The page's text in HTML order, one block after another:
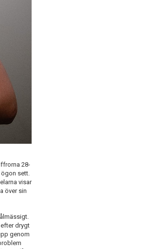
28-
ögon sett.
visar
över sin
efter drygt
genom